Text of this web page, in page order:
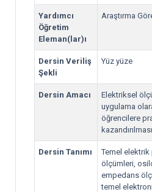
Yardımcı
Öğretim
Eleman(lar)ı
Araştırma
Dersin Veriliş
Şekli
Yüz yüze
Dersin Amacı
Elektriksel
uygulama
öğrencilere
Dersin Tanımı
Temel elektrik
ölçümleri,
empedans
temel